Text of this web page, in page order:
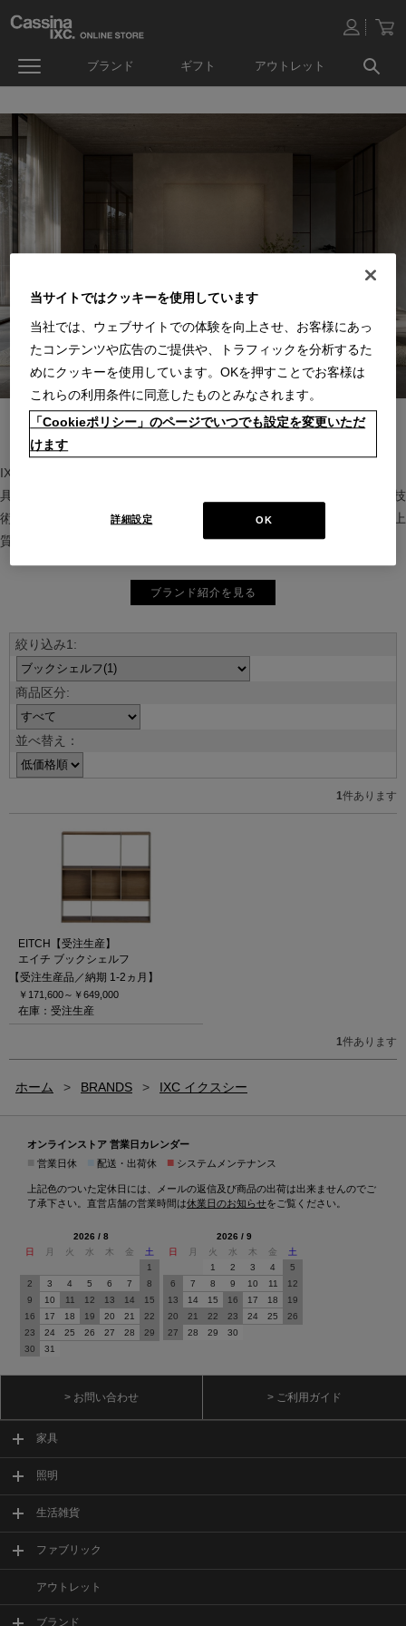
ブランド ギフト アウトレット
IXC（イクスシー）は、”Emotional Minimalism”を掲げるグローバル家
具ブランド。ヨーロッパの家具文化と日本の美意識を融合し、素材や技
術を活かした持続可能で洗練されたインテリアを提案。長く愛される上
質な暮らしを届けます。
ブランド紹介を見る
並べ替え：
1件あります
EITCH【受注生産】
エイチ ブックシェルフ
【受注生産品／納期 1-2ヵ月】
￥171,600～ ￥649,000
在庫：受注生産
1件あります
ホーム > BRANDS > IXC イクスシー
オンラインストア 営業日カレンダー
営業日休 配送・出荷休 ■ システムメンテナンス
上記色のついた定休日には、メールの返信及び商品の出荷は出来ませんのでご
了承下さい。直営店舗の営業時間は休業日のお知らせをご覧ください。
2026 / 8
日
月 火 水 木 金
土
1
2
3 4 5 6 7
8
9
10 11 12 13 14
15
16
17 18 19 20 21
22
23
24 25 26 27 28
29
30
31
2026 / 9
日
月 火 水 木 金
土
1
2 3 4
5
6
7 8 9 10 11
12
13
14 15 16 17 18
19
20
21 22 23 24 25
26
27
28 29 30
> お問い合わせ > ご利用ガイド
家具
照明
生活雑貨
ファブリック
アウトレット
ブランド
当サイトではクッキーを使用しています
当社では、ウェブサイトでの体験を向上させ、お客様にあっ
たコンテンツや広告のご提供や、トラフィックを分析するた
めにクッキーを使用しています。OKを押すことでお客様は
これらの利用条件に同意したものとみなされます。
「Cookieポリシー」のページでいつでも設定を変更いただ
けます
OK
詳細設定